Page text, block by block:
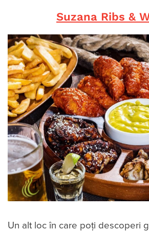
Suzana Ribs &
Un alt loc în care poți descoperi